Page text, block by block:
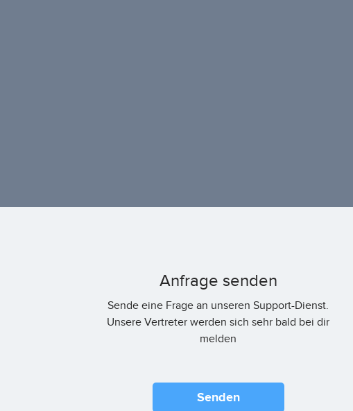
Anfrage senden
Sende eine Frage an unseren Support-Dienst.
Unsere Vertreter werden sich sehr bald bei dir
melden
Senden